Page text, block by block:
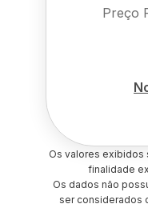
Preço
Os valores exibidos
finalidade
Os dados não
ser considerados